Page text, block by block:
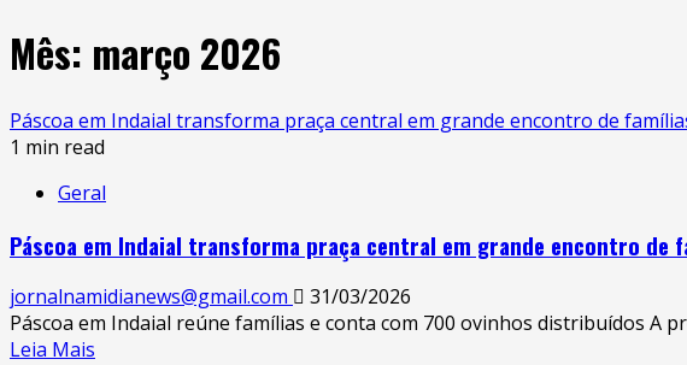
Mês: março 2026
Páscoa em Indaial transforma praça central em grande encontro de
1 min read
Geral
Páscoa em Indaial transforma praça central em grande encontro
jornalnamidianews@gmail.com
31/03/2026
Páscoa em Indaial reúne famílias e conta com 700 ovinhos distribuídos A
Leia Mais